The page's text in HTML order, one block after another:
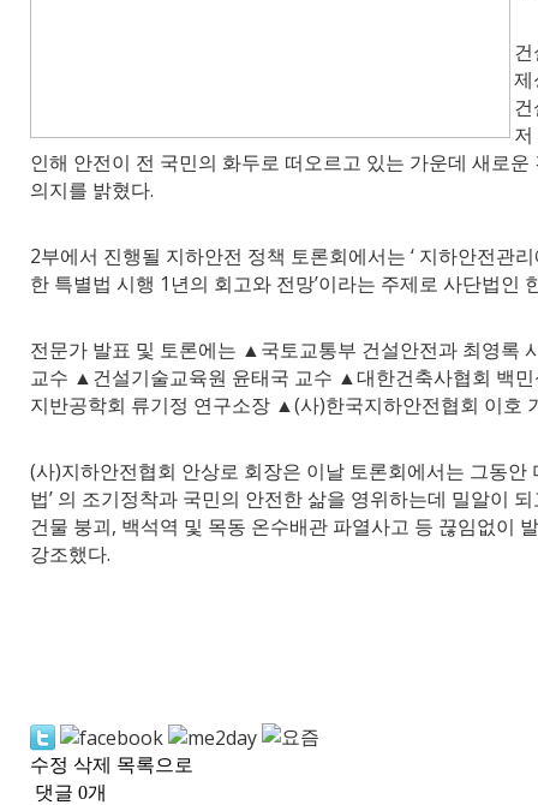
제
인해 안전이 전 국민의 화두로 떠오르고 있는 가운데 새로
의지를 밝혔다.
2부에서 진행될 지하안전 정책 토론회에서는 ‘ 지하안전관
한 특별법 시행 1년의 회고와 전망’이라는 주제로 사단법인
전문가 발표 및 토론에는 ▲국토교통부 건설안전과 최영
교수 ▲건설기술교육원 윤태국 교수 ▲대한건축사협회 백
지반공학회 류기정 연구소장 ▲(사)한국지하안전협회 이호
(사)지하안전협회 안상로 회장은 이날 토론회에서는 그동
법’ 의 조기정착과 국민의 안전한 삶을 영위하는데 밀알이
건물 붕괴, 백석역 및 목동 온수배관 파열사고 등 끊임없이
강조했다.
수정 삭제 목록으로
댓글 0개